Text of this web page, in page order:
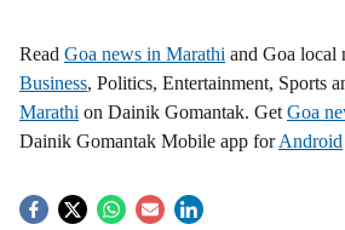
Read Goa news in Marathi and Goa local
Business, Politics, Entertainment, Sports
Marathi on Dainik Gomantak. Get Goa
Dainik Gomantak Mobile app forAndroid